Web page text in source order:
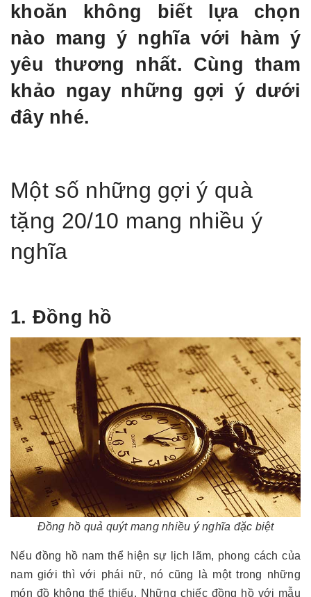
khoăn không biết lựa chọn
nào mang ý nghĩa với hàm ý
yêu thương nhất. Cùng tham
khảo ngay những gợi ý dưới
đây nhé.
Một số những gợi ý quà
tặng 20/10 mang nhiều ý
nghĩa
1. Đồng hồ
Đồng hồ quả quýt mang nhiều ý nghĩa đặc biệt
Nếu đồng hồ nam thể hiện sự lịch lãm, phong cách của
nam giới thì với phái nữ, nó cũng là một trong những
món đồ không thể thiếu. Những chiếc đồng hồ với mẫu